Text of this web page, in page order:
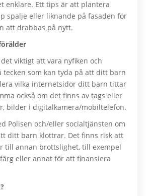
enklare. Ett tips är att plantera
spalje eller liknande på fasaden för
att drabbas på nytt.
viktigt att vara nyfiken och
tecken som kan tyda på att ditt barn
vilka internetsidor ditt barn tittar
också om det finns av tags eller
bilder i digitalkamera/mobiltelefon.
Polisen och/eller socialtjänsten om
ditt barn klottrar. Det finns risk att
till annan brottslighet, till exempel
eller annat för att finansiera